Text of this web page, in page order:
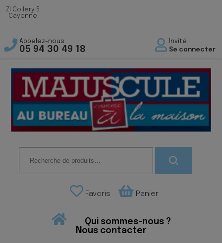
ZI Collery 5
Cayenne
Appelez-nous
05 94 30 49 18
Invité
Se connecter
pour :
Favoris Panier
Qui sommes-nous ?
Nous contacter